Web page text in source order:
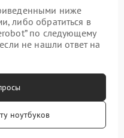
ниже
либо обратиться в
по следующему
если не нашли ответ на
ноутбуков